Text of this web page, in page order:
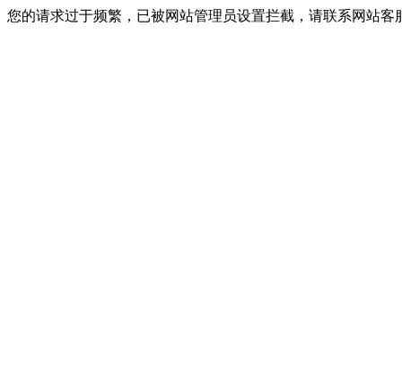
您的请求过于频繁，已被网站管理员设置拦截，请联系网站客